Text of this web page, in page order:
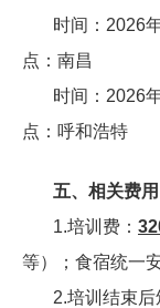
时间：2026
点：南昌
时间：2026
点：呼和浩特
五、相关费用
1.培训费：
等）；食宿统一
2.培训结束